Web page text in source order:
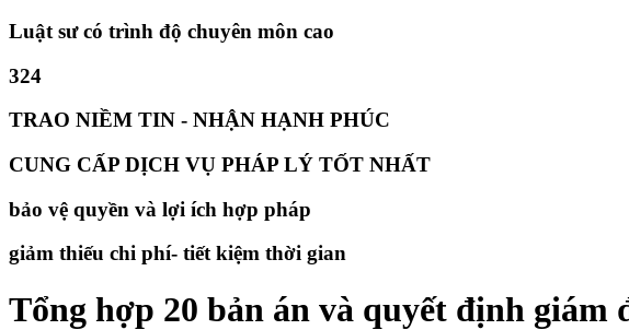
Luật sư có trình độ chuyên môn cao
324
TRAO NIỀM TIN - NHẬN HẠNH PHÚC
CUNG CẤP DỊCH VỤ PHÁP LÝ TỐT NHẤT
bảo vệ quyền và lợi ích hợp pháp
giảm thiếu chi phí- tiết kiệm thời gian
​Tổng hợp 20 bản án và quyết định giám